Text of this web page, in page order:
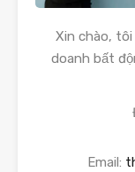
Xin chào, tôi
doanh bất
Email: